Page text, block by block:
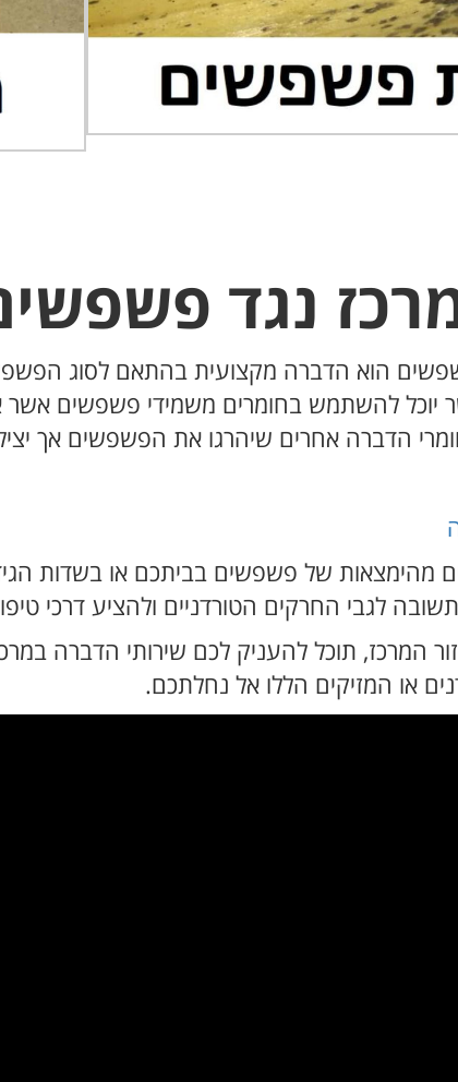
נגד
פשפשים הוא הדברה מקצועית בהתאם לסוג
יוכל להשתמש בחומרים משמידי פשפשים
הדברה אחרים שיהרגו את הפשפשים אך
מהימצאות של פשפשים בביתכם או בשדות
לגבי החרקים הטורדניים ולהציע דרכי
המרכז, תוכל להעניק לכם שירותי הדברה
או המזיקים הללו אל נחלתכם.